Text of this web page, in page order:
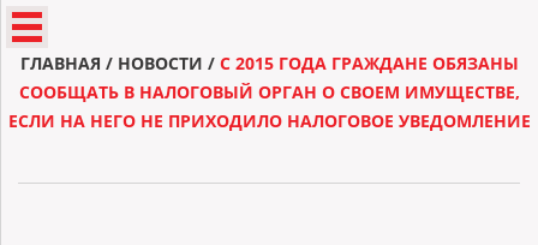
ГЛАВНАЯ / НОВОСТИ / С 2015 ГОДА ГРАЖДАНЕ ОБЯЗАНЫ
СООБЩАТЬ В НАЛОГОВЫЙ ОРГАН О СВОЕМ ИМУЩЕСТВЕ,
ЕСЛИ НА НЕГО НЕ ПРИХОДИЛО НАЛОГОВОЕ УВЕДОМЛЕНИЕ